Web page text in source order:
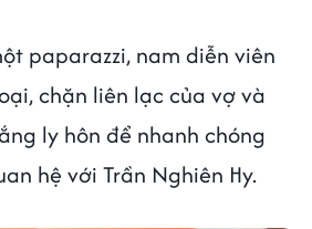
paparazzi, nam diễn viên
chặn liên lạc của vợ và
ly hôn để nhanh chóng
hệ với Trần Nghiên Hy.